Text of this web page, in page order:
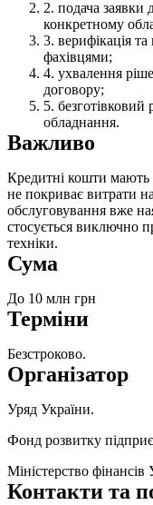
подача заявки
конкретному
верифікація
фахівцями;
ухвалення
договору;
безготівковий
обладнання.
Важливо
Кредитні кошти мають
не покриває витрати
обслуговування вже
стосується виключно
техніки.
Сума
До 10 млн грн
Терміни
Безстроково.
Організатор
Уряд України.
Фонд розвитку
Міністерство фінансів
Контакти та